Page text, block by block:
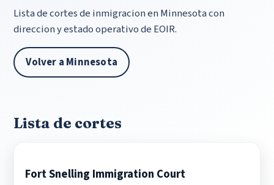
Lista de cortes de inmigracion en Minnesota con
direccion y estado operativo de EOIR.
Volver a Minnesota
Lista de cortes
Fort Snelling Immigration Court